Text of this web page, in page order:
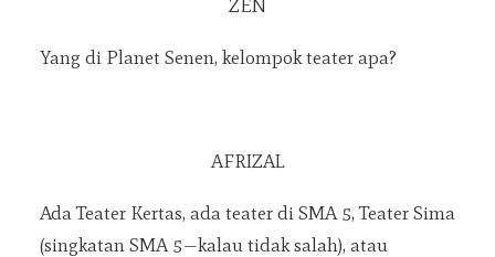
ZEN
Yang di Planet Senen, kelompok teater apa?
AFRIZAL
Ada Teater Kertas, ada teater di SMA 5, Teater Sima
(singkatan SMA 5—kalau tidak salah), atau